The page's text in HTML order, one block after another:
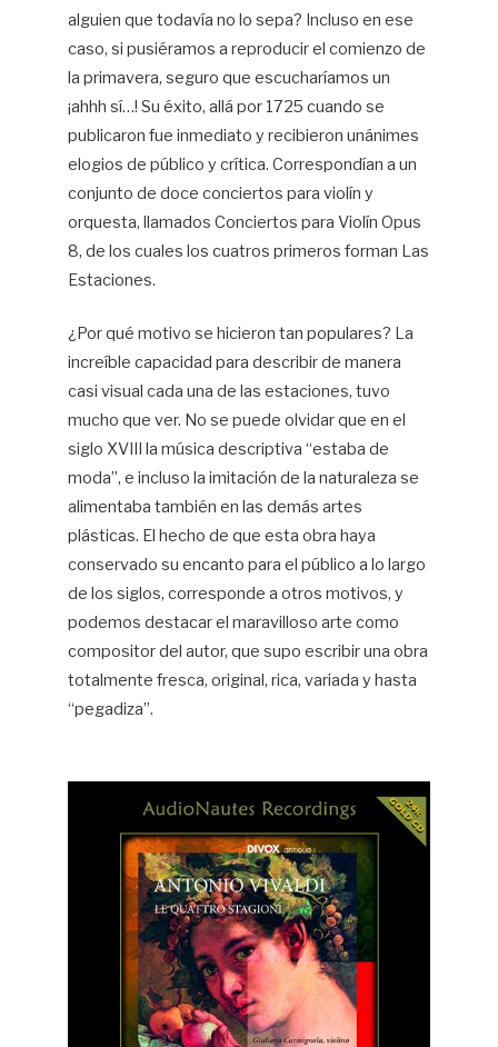
alguien que todavía no lo sepa? Incluso en ese
caso, si pusiéramos a reproducir el comienzo de
la primavera, seguro que escucharíamos un
¡ahhh sí…! Su éxito, allá por 1725 cuando se
publicaron fue inmediato y recibieron unánimes
elogios de público y crítica. Correspondían a un
conjunto de doce conciertos para violín y
orquesta, llamados Conciertos para Violín Opus
8, de los cuales los cuatros primeros forman Las
Estaciones.
¿Por qué motivo se hicieron tan populares? La
increíble capacidad para describir de manera
casi visual cada una de las estaciones, tuvo
mucho que ver. No se puede olvidar que en el
siglo XVIII la música descriptiva “estaba de
moda”, e incluso la imitación de la naturaleza se
alimentaba también en las demás artes
plásticas. El hecho de que esta obra haya
conservado su encanto para el público a lo largo
de los siglos, corresponde a otros motivos, y
podemos destacar el maravilloso arte como
compositor del autor, que supo escribir una obra
totalmente fresca, original, rica, variada y hasta
“pegadiza”.